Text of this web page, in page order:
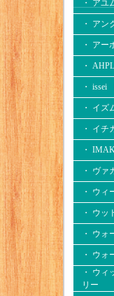
・ アユ
・ アン
・ アー
・
・ issei
・ イズ
・ イチ
・
・ ヴァ
・ ウィ
・ ウッ
・ ウォ
・ ウォ
・ ウィ
リー